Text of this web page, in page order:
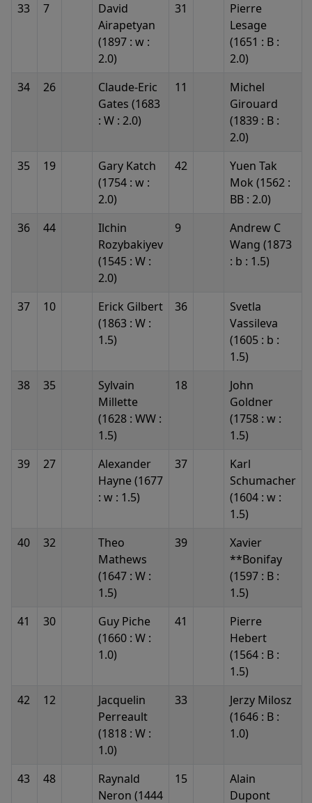
33 7
David
Airapetyan
(1897 : w :
2.0)
31
Pierre
Lesage
(1651 : B :
2.0)
34
26
Claude-Eric
Gates (1683
: W : 2.0)
11
Michel
Girouard
(1839 : B :
2.0)
35
19
Gary Katch
(1754 : w :
2.0)
42
Yuen Tak
Mok (1562 :
BB : 2.0)
36
44
Ilchin
Rozybakiyev
(1545 : W :
2.0)
9
Andrew C
Wang (1873
: b : 1.5)
37 10
Erick Gilbert
(1863 : W :
1.5)
36
Svetla
Vassileva
(1605 : b :
1.5)
38
35
Sylvain
Millette
(1628 : WW :
1.5)
18
John
Goldner
(1758 : w :
1.5)
39
27
Alexander
Hayne (1677
: w : 1.5)
37
Karl
Schumacher
(1604 : w :
1.5)
40
32
Theo
Mathews
(1647 : W :
1.5)
39
Xavier
**Bonifay
(1597 : B :
1.5)
41
30
Guy Piche
(1660 : W :
1.0)
41
Pierre
Hebert
(1564 : B :
1.5)
42
12
Jacquelin
Perreault
(1818 : W :
1.0)
33
Jerzy Milosz
(1646 : B :
1.0)
43 48
Raynald
Neron (1444
15
Alain
Dupont